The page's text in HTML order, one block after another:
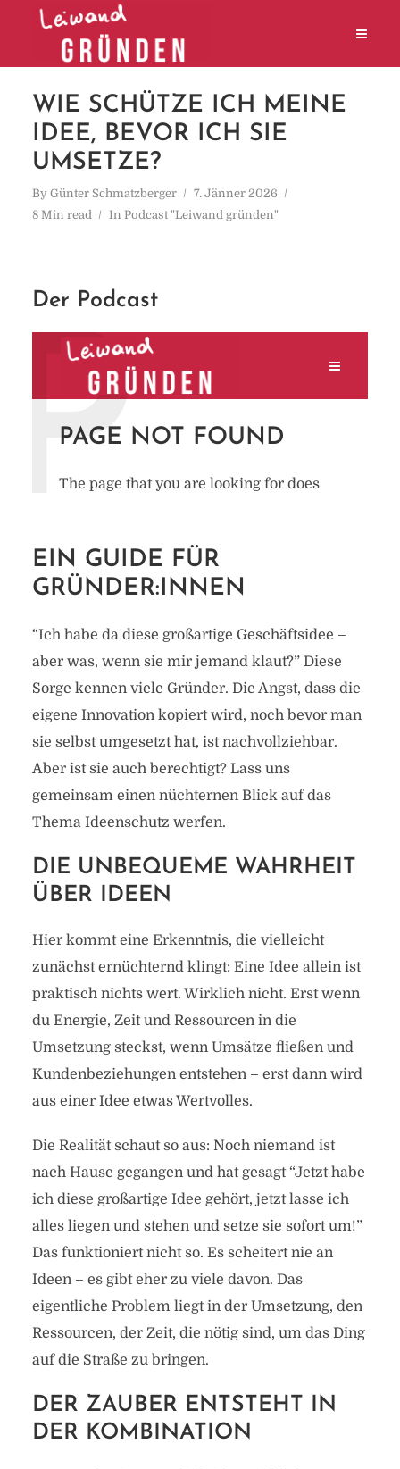
WIE SCHÜTZE ICH MEINE
IDEE, BEVOR ICH SIE
UMSETZE?
By Günter Schmatzberger
7. Jänner 2026
8 Min read
In Podcast "Leiwand gründen"
Der Podcast
EIN GUIDE FÜR
GRÜNDER:INNEN
“Ich habe da diese großartige Geschäftsidee –
aber was, wenn sie mir jemand klaut?” Diese
Sorge kennen viele Gründer. Die Angst, dass die
eigene Innovation kopiert wird, noch bevor man
sie selbst umgesetzt hat, ist nachvollziehbar.
Aber ist sie auch berechtigt? Lass uns
gemeinsam einen nüchternen Blick auf das
Thema Ideenschutz werfen.
DIE UNBEQUEME WAHRHEIT
ÜBER IDEEN
Hier kommt eine Erkenntnis, die vielleicht
zunächst ernüchternd klingt: Eine Idee allein ist
praktisch nichts wert. Wirklich nicht. Erst wenn
du Energie, Zeit und Ressourcen in die
Umsetzung steckst, wenn Umsätze fließen und
Kundenbeziehungen entstehen – erst dann wird
aus einer Idee etwas Wertvolles.
Die Realität schaut so aus: Noch niemand ist
nach Hause gegangen und hat gesagt “Jetzt habe
ich diese großartige Idee gehört, jetzt lasse ich
alles liegen und stehen und setze sie sofort um!”
Das funktioniert nicht so. Es scheitert nie an
Ideen – es gibt eher zu viele davon. Das
eigentliche Problem liegt in der Umsetzung, den
Ressourcen, der Zeit, die nötig sind, um das Ding
auf die Straße zu bringen.
DER ZAUBER ENTSTEHT IN
DER KOMBINATION